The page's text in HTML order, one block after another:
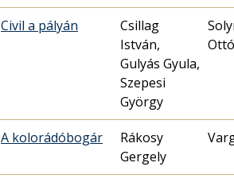
Civil a pályán
Csillag
István,
Gulyás Gyula,
Szepesi
György
Ottó
A kolorádóbogár
Rákosy
Gergely